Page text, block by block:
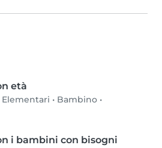
età
Elementari • Bambino •
i bambini con bisogni